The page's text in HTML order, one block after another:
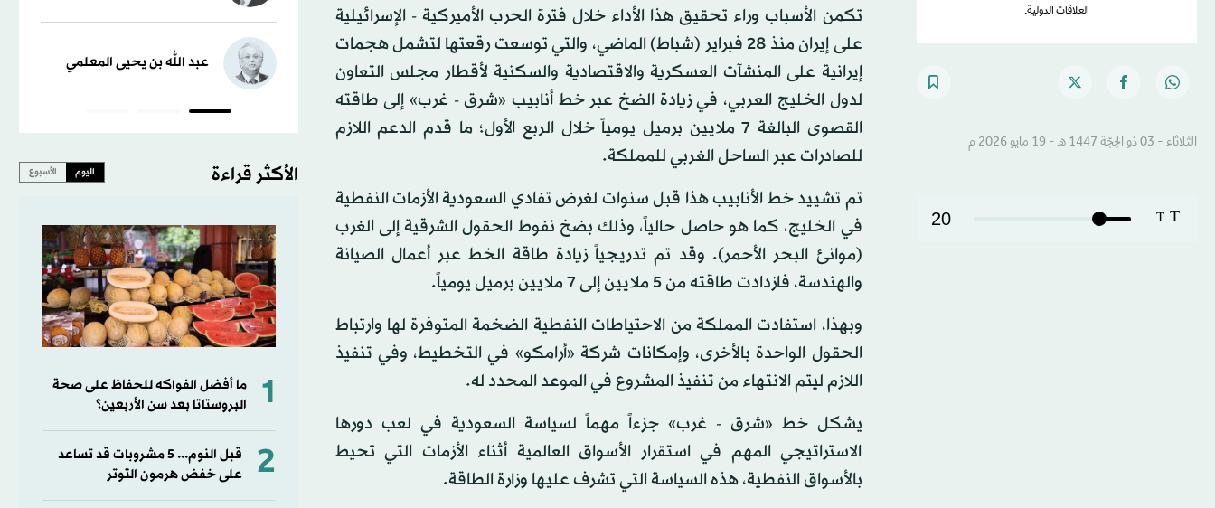
العلاقات الدولية.
الثلاثاء - 03 ذو الحِجّة 1447 هـ - 19 مايو 2026 م
T
T
20
تكمن الأسباب وراء تحقيق هذا الأداء خلال فترة الحرب الأميركية - الإسرائيلية
على إيران منذ 28 فبراير (شباط) الماضي، والتي توسعت رقعتها لتشمل هجمات
إيرانية على المنشآت العسكرية والاقتصادية والسكنية لأقطار مجلس التعاون
لدول الخليج العربي، في زيادة الضخ عبر خط أنابيب «شرق - غرب» إلى طاقته
القصوى البالغة 7 ملايين برميل يومياً خلال الربع الأول؛ ما قدم الدعم اللازم
للصادرات عبر الساحل الغربي للمملكة.
تم تشييد خط الأنابيب هذا قبل سنوات لغرض تفادي السعودية الأزمات النفطية
في الخليج، كما هو حاصل حالياً، وذلك بضخ نفوط الحقول الشرقية إلى الغرب
(موانئ البحر الأحمر). وقد تم تدريجياً زيادة طاقة الخط عبر أعمال الصيانة
والهندسة، فازدادت طاقته من 5 ملايين إلى 7 ملايين برميل يومياً.
وبهذا، استفادت المملكة من الاحتياطات النفطية الضخمة المتوفرة لها وارتباط
الحقول الواحدة بالأخرى، وإمكانات شركة «أرامكو» في التخطيط، وفي تنفيذ
اللازم ليتم الانتهاء من تنفيذ المشروع في الموعد المحدد له.
يشكل خط «شرق - غرب» جزءاً مهماً لسياسة السعودية في لعب دورها
الاستراتيجي المهم في استقرار الأسواق العالمية أثناء الأزمات التي تحيط
بالأسواق النفطية، هذه السياسة التي تشرف عليها وزارة الطاقة.
عبد الله بن يحيى المعلمي
الأكثر قراءة اليوم الأسبوع
1
ما أفضل الفواكه للحفاظ على صحة
البروستاتا بعد سن الأربعين؟
2
قبل النوم... 5 مشروبات قد تساعد
على خفض هرمون التوتر